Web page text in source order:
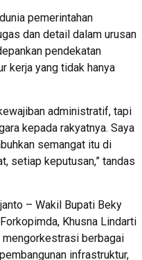
pemerintahan
dan detail dalam urusan
pendekatan
kerja yang tidak hanya
administratif, tapi
kepada rakyatnya. Saya
semangat itu di
setiap keputusan,” tandas
– Wakil Bupati Beky
Khusna Lindarti
berbagai
infrastruktur,